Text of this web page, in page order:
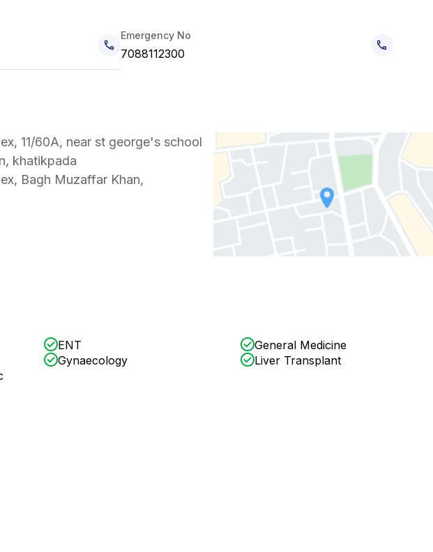
Emergency No
7088112300
11/60A, near st george's school
khatikpada
Bagh Muzaffar Khan,
ENT
General Medicine
Gynaecology
Liver Transplant